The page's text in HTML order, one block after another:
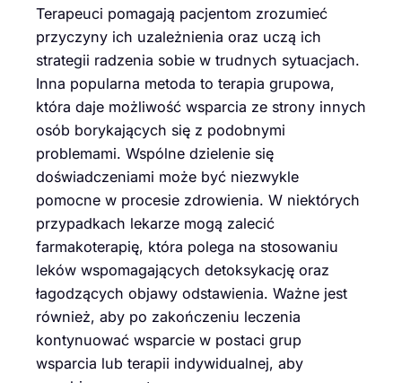
Terapeuci pomagają pacjentom zrozumieć
przyczyny ich uzależnienia oraz uczą ich
strategii radzenia sobie w trudnych sytuacjach.
Inna popularna metoda to terapia grupowa,
która daje możliwość wsparcia ze strony innych
osób borykających się z podobnymi
problemami. Wspólne dzielenie się
doświadczeniami może być niezwykle
pomocne w procesie zdrowienia. W niektórych
przypadkach lekarze mogą zalecić
farmakoterapię, która polega na stosowaniu
leków wspomagających detoksykację oraz
łagodzących objawy odstawienia. Ważne jest
również, aby po zakończeniu leczenia
kontynuować wsparcie w postaci grup
wsparcia lub terapii indywidualnej, aby